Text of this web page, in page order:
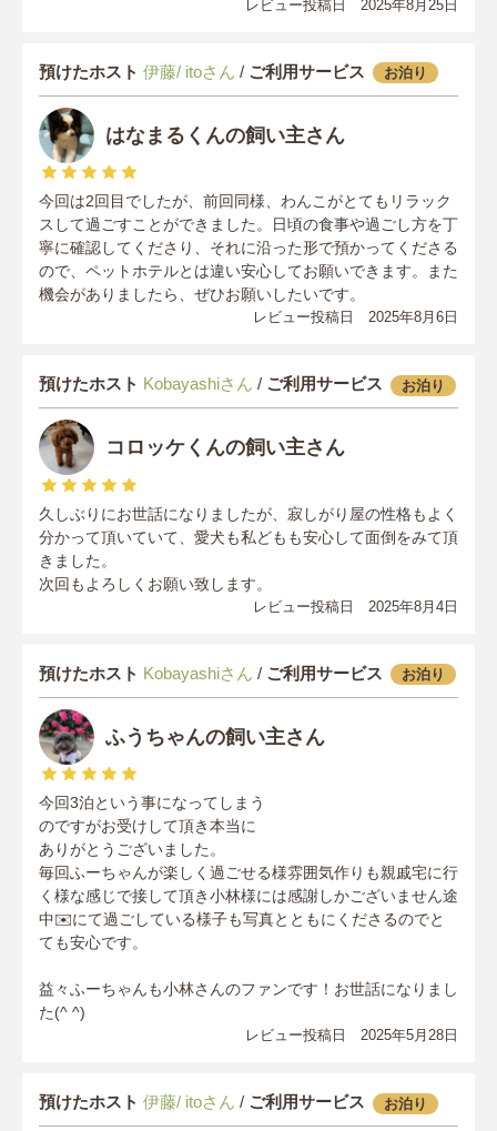
レビュー投稿日 2025年8月25日
預けたホスト 伊藤/ itoさん / ご利用サービス お泊り
はなまるくんの飼い主さん
今回は2回目でしたが、前回同様、わんこがとてもリラック
スして過ごすことができました。日頃の食事や過ごし方を丁
寧に確認してくださり、それに沿った形で預かってくださる
ので、ペットホテルとは違い安心してお願いできます。また
機会がありましたら、ぜひお願いしたいです。
レビュー投稿日 2025年8月6日
預けたホスト Kobayashiさん / ご利用サービス お泊り
コロッケくんの飼い主さん
久しぶりにお世話になりましたが、寂しがり屋の性格もよく
分かって頂いていて、愛犬も私どもも安心して面倒をみて頂
きました。
次回もよろしくお願い致します。
レビュー投稿日 2025年8月4日
預けたホスト Kobayashiさん / ご利用サービス お泊り
ふうちゃんの飼い主さん
今回3泊という事になってしまう
のですがお受けして頂き本当に
ありがとうございました。
毎回ふーちゃんが楽しく過ごせる様雰囲気作りも親戚宅に行
く様な感じで接して頂き小林様には感謝しかございません途
中✉️にて過ごしている様子も写真とともにくださるのでと
ても安心です。
益々ふーちゃんも小林さんのファンです！お世話になりまし
た(^ ^)
レビュー投稿日 2025年5月28日
預けたホスト 伊藤/ itoさん / ご利用サービス お泊り